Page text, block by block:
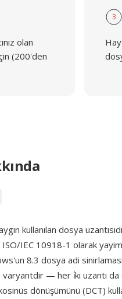
olan
(200'den
3
kullanılan dosya
IEC 10918-1 olarak
8.3 dosya adi sinirlamasi
varyantdir — her i̇ki uzantı
dönüşümünü (DCT)